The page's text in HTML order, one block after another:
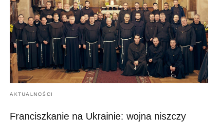
AKTUALNOŚCI
Franciszkanie na Ukrainie: wojna niszczy